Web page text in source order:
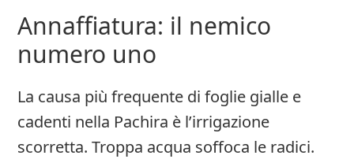
Annaffiatura: il nemico
numero uno
La causa più frequente di foglie gialle e
cadenti nella Pachira è l’irrigazione
scorretta. Troppa acqua soffoca le radici.